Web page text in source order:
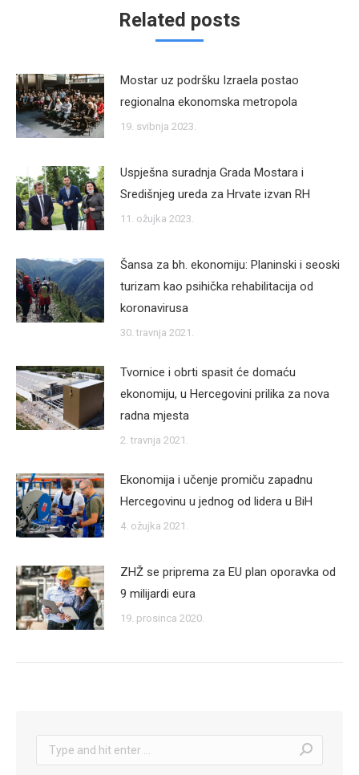
Related posts
Mostar uz podršku Izraela postao
regionalna ekonomska metropola
19. svibnja 2023.
Uspješna suradnja Grada Mostara i
Središnjeg ureda za Hrvate izvan RH
11. ožujka 2023.
Šansa za bh. ekonomiju: Planinski i seoski
turizam kao psihička rehabilitacija od
koronavirusa
30. travnja 2021.
Tvornice i obrti spasit će domaću
ekonomiju, u Hercegovini prilika za nova
radna mjesta
2. travnja 2021.
Ekonomija i učenje promiču zapadnu
Hercegovinu u jednog od lidera u BiH
4. ožujka 2021.
ZHŽ se priprema za EU plan oporavka od
9 milijardi eura
19. prosinca 2020.
Search: